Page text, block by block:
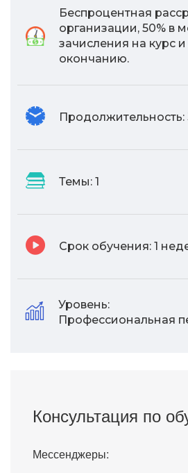
Беспроцентная
организации, 50% в
зачисления на курс и
окончанию.
Продолжительность:
Темы: 1
Срок обучения: 1
Уровень:
Профессиональная
Консультация по
Мессенджеры: